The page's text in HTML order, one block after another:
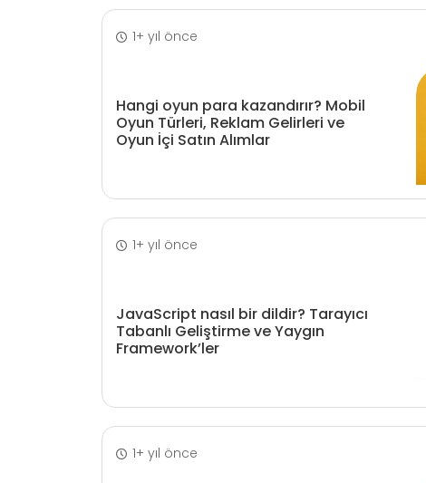
1+ yıl önce
Hangi oyun para kazandırır? Mobil
Oyun Türleri, Reklam Gelirleri ve
Oyun İçi Satın Alımlar
1+ yıl önce
JavaScript nasıl bir dildir? Tarayıcı
Tabanlı Geliştirme ve Yaygın
Framework’ler
1+ yıl önce